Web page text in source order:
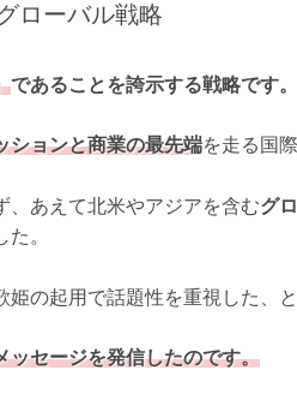
ローバル戦略
であることを誇示する戦略です。
ションと商業の最先端を走る国
、あえて北米やアジアを含むグ
た。
の起用で話題性を重視した、と
ッセージを発信したのです。